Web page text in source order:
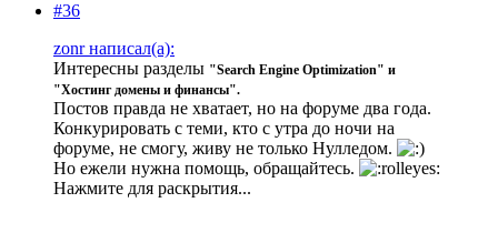
#36
zonr написал(а):
Интересны разделы "Search Engine Optimization" и
"Хостинг домены и финансы".
Постов правда не хватает, но на форуме два года.
Конкурировать с теми, кто с утра до ночи на
форуме, не смогу, живу не только Нулледом.
Но ежели нужна помощь, обращайтесь.
Нажмите для раскрытия...